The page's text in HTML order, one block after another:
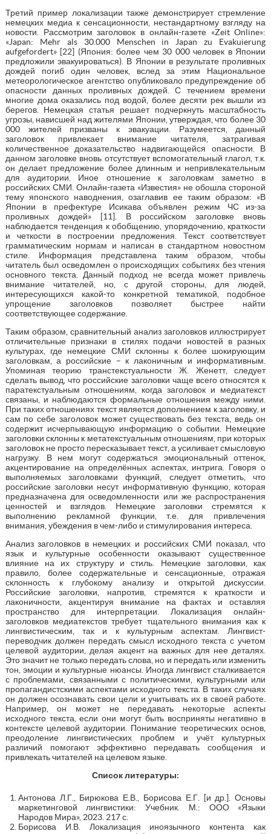
Третий пример локализации также демонстрирует стремление
немецких медиа к сенсационности, нестандартному взгляду на
новости. Рассмотрим заголовок в онлайн-газете «Zeit Online»:
«Japan: Mehr als 30.000 Menschen in Japan zu Evakuierung
aufgefordert» [22] (Япония: более чем 30 000 человек в Японии
предложили эвакуироваться). В Японии в результате проливных
дождей погиб один человек, вслед за этим Национальное
метеорологическое агентство опубликовало предупреждение об
опасности данных проливных дождей. С течением времени
многие дома оказались под водой, более десяти рек вышли из
берегов. Немецкая статья решает подчеркнуть масштабность
угрозы, нависшей над жителями Японии, утверждая, что более 30
000 жителей призваны к эвакуации. Разумеется, данный
заголовок привлекает внимание читателя, затрагивая
количественное доказательство надвигающейся опасности. В
данном заголовке вновь отсутствует вспомогательный глагол, т.к.
он делает предложение более длинным и непривлекательным
для аудитории. Иное отношение к заголовкам заметно в
российских СМИ. Онлайн-газета «Известия» не обошла стороной
тему японского наводнения, озаглавив ее таким образом: «В
Японии в префектуре Исикава объявлен режим ЧС из-за
проливных дождей» [11]. В российском заголовке вновь
наблюдается тенденция к обобщению, упорядочению, краткости
и четкости в построении предложения. Текст соответствует
грамматическим нормам и написан в стандартном новостном
стиле. Информация представлена таким образом, чтобы
читатель был осведомлен о происходящих событиях без чтения
основного текста. Данный подход не всегда может привлечь
внимание читателей, но, с другой стороны, для людей,
интересующихся какой-то конкретной тематикой, подобное
упрощение заголовков позволяет быстрее найти
соответствующее содержание.
Таким образом, сравнительный анализ заголовков иллюстрирует
отличительные признаки в стилях подачи новостей в разных
культурах, где немецкие СМИ склонны к более шокирующим
заголовкам, а российские – к лаконичным и информативным.
Упоминая теорию транстекстуальности Ж. Женетт, следует
сделать вывод, что российские заголовки чаще всего относятся к
паратекстуальным отношениям, когда заголовок и медиатекст
связаны, и наблюдаются формальные отношения между ними.
При таких отношениях текст является дополнением к заголовку, и
сам по себе заголовок может существовать без текста, ведь он
содержит исчерпывающую информацию о событии. Немецкие
заголовки склонны к метатекстуальным отношениям, при которых
заголовок не просто пересказывает текст, а усиливает смысловую
нагрузку. В нем могут содержаться эмоциональный оттенок,
акцентирование на определённых аспектах, интрига. Говоря о
выполняемых заголовками функций, следует отметить, что
российские заголовки несут информативную функцию, которая
предназначена для осведомленности или же распространения
ценностей и взглядов. Немецкие заголовки стремятся к
выполнению рекламной функции, т.е. для привлечения
внимания, убеждения в чем-либо и стимулирования интереса.
Анализ заголовков в немецких и российских СМИ показал, что
язык и культурные особенности оказывают существенное
влияние на их структуру и стиль. Немецкие заголовки, как
правило, более содержательные и сенсационные, отражая
склонность к глубокому анализу и открытой дискуссии.
Российские заголовки, напротив, стремятся к краткости и
лаконичности, акцентируя внимание на фактах и оставляя
пространство для интерпретации. Локализация онлайн-
заголовков медиатекстов требует тщательного внимания как к
лингвистическим, так и к культурным аспектам. Лингвист-
переводчик должен передать смысл исходного текста с учетом
целевой аудитории, делая акцент на важных для нее деталях.
Это значит не только передать слова, но и передать или изменить
тон, эмоции и культурные нюансы. Иногда лингвист сталкивается
с проблемами, связанными с политическими, культурными или
пропагандистскими аспектами исходного текста. В таких случаях
он должен осознавать свои цели и учитывать их в своей работе.
Например, он может не передавать некоторые аспекты
исходного текста, если они могут быть восприняты негативно в
контексте целевой аудитории. Понимание теоретических основ,
преодоление лингвистических проблем и учёт культурных
различий помогают эффективно передавать сообщения и
привлекать читателей на целевом языке.
Список литературы:
Антонова Л.Г., Бирюкова Е.В., Борисова Е.Г. [и др.]. Основы
маркетинговой лингвистики: Учебник. М.: ООО «Языки
Народов Мира», 2023. 217 с.
Борисова И.В. Локализация иноязычного контента как